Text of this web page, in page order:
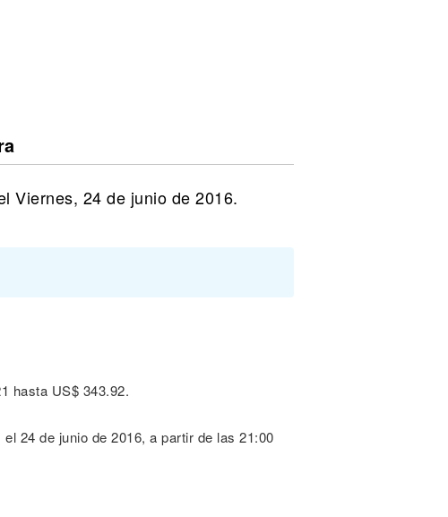
Viernes, 24 de junio de 2016.
hasta US$ 343.92.
24 de junio de 2016, a partir de las 21:00